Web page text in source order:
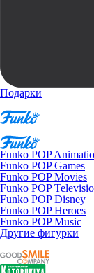
Подарки
Funko POP
Funko POP Games
Funko POP Movies
Funko POP
Funko POP Disney
Funko POP Heroes
Funko POP Music
Другие фигурки